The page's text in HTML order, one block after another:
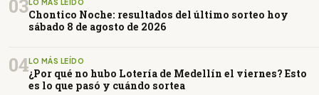
03LO MÁS LEÍDO
Chontico Noche: resultados del último sorteo hoy
sábado 8 de agosto de 2026
04LO MÁS LEÍDO
¿Por qué no hubo Lotería de Medellín el viernes? Esto
es lo que pasó y cuándo sortea